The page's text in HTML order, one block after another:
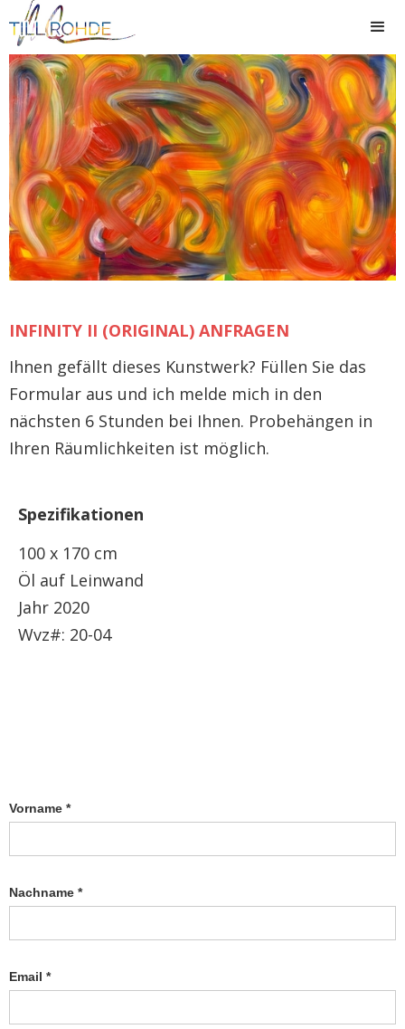
INFINITY II (ORIGINAL) ANFRAGEN
Ihnen gefällt dieses Kunstwerk? Füllen Sie das
Formular aus und ich melde mich in den
nächsten 6 Stunden bei Ihnen. Probehängen in
Ihren Räumlichkeiten ist möglich.
Spezifikationen
100 x 170 cm
Öl auf Leinwand
Jahr 2020
Wvz#: 20-04
Vorname *
Nachname *
Email *